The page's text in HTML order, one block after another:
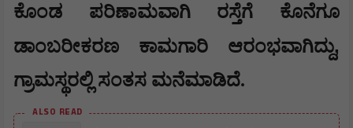
ಕೊಂಡ ಪರಿಣಾಮವಾಗಿ ರಸ್ತೆಗೆ ಕೊನೆಗೂ
ಡಾಂಬರೀಕರಣ ಕಾಮಗಾರಿ ಆರಂಭವಾಗಿದ್ದು,
ಗ್ರಾಮಸ್ಥರಲ್ಲಿ ಸಂತಸ ಮನೆಮಾಡಿದೆ.
ALSO READ